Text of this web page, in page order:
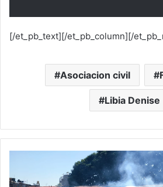
[/et_pb_text][/et_pb_column][/
Asociacion civil
Libia Denise
t